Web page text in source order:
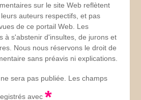
sur le site Web reflètent
auteurs respectifs, et pas
de ce portail Web. Les
à s'abstenir d'insultes, de jurons et
Nous nous réservons le droit de
sans préavis ni explications.
sera pas publiée. Les champs
avec